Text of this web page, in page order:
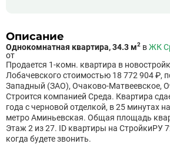
Описание
Однокомнатная квартира, 34.3 м2 вЖК
от
Продается 1-комн. квартира в
Лобачевского стоимостью 18 772 904 ₽,
Западный (ЗАО), Очаково-Матвеевское,
Строится компанией Среда. Квартира
года с черновой отделкой, в 25 минутах
метро Аминьевская. Общая площадь
Этаж 2 из 27. ID квартиры на СтройкиРУ
когда будете звонить.